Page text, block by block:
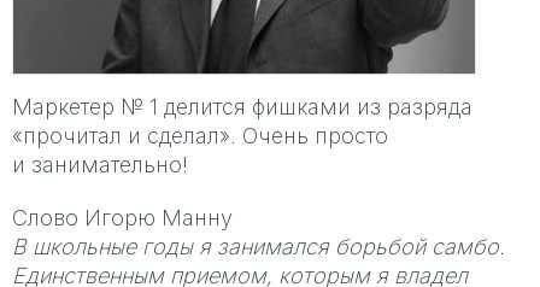
Маркетер № 1 делится фишками из разряда
«прочитал и сделал». Очень просто
и занимательно!
Слово Игорю Манну
В школьные годы я занимался борьбой самбо.
Единственным приемом, которым я владел